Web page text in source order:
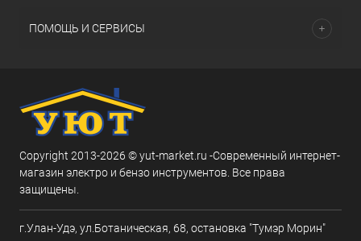
ПОМОЩЬ И СЕРВИСЫ
Copyright 2013-2026 © yut-market.ru -Современный интернет-
магазин электро и бензо инструментов. Все права
защищены.
г.Улан-Удэ, ул.Ботаническая, 68, остановка "Тумэр Морин"